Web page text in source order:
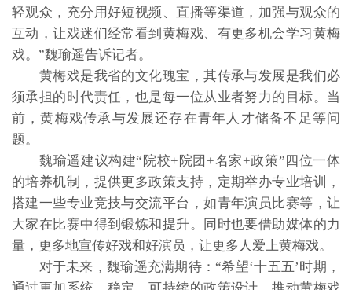
轻观众，充分用好短视频、直播等渠道，加强与观众的
互动，让戏迷们经常看到黄梅戏、有更多机会学习黄梅
戏。”魏瑜遥告诉记者。
黄梅戏是我省的文化瑰宝，其传承与发展是我们必
须承担的时代责任，也是每一位从业者努力的目标。当
前，黄梅戏传承与发展还存在青年人才储备不足等问
题。
魏瑜遥建议构建“院校+院团+名家+政策”四位一体
的培养机制，提供更多政策支持，定期举办专业培训，
搭建一些专业竞技与交流平台，如青年演员比赛等，让
大家在比赛中得到锻炼和提升。同时也要借助媒体的力
量，更多地宣传好戏和好演员，让更多人爱上黄梅戏。
对于未来，魏瑜遥充满期待：“希望‘十五五’时期，